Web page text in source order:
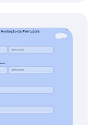
diferentes
Você
criar seu